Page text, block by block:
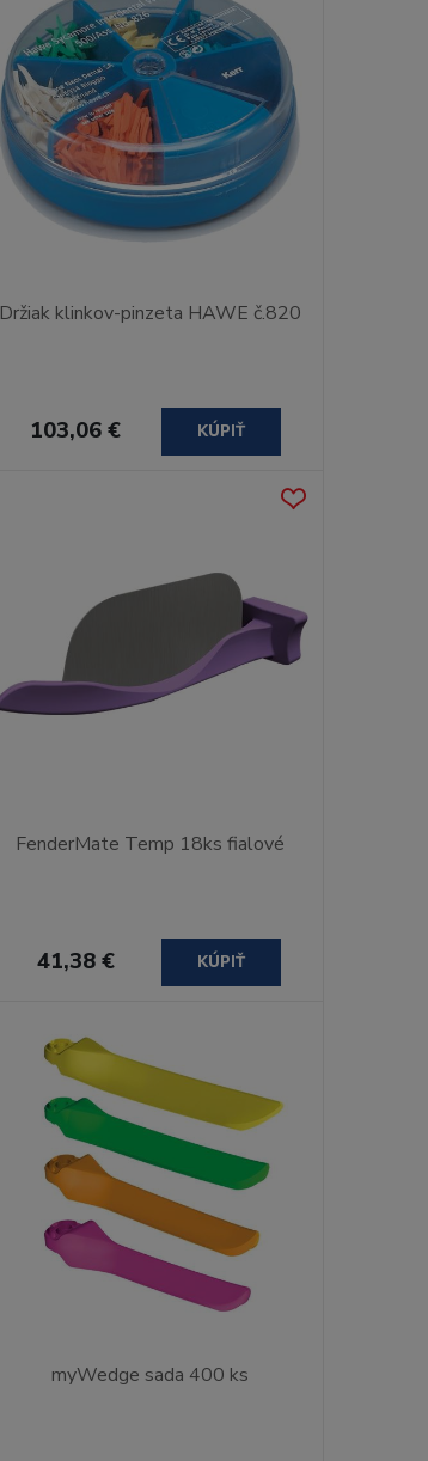
Držiak klinkov-pinzeta HAWE č.820
103,06 € KÚPIŤ
FenderMate Temp 18ks fialové
41,38 € KÚPIŤ
myWedge sada 400 ks